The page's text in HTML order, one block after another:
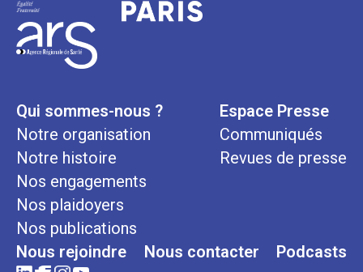
Qui sommes-nous ?
Notre organisation
Notre histoire
Nos engagements
Nos plaidoyers
Nos publications
Espace Presse
Communiqués
Revues de presse
Nous rejoindre Nous contacter Podcasts